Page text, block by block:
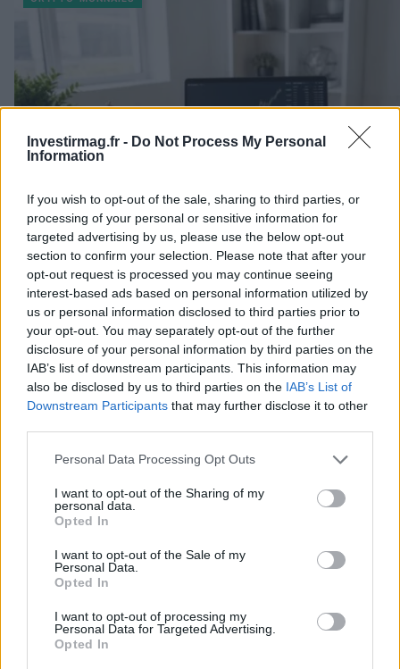
Investirmag.fr - Do Not Process My Personal
Information
If you wish to opt-out of the sale, sharing to third parties, or
processing of your personal or sensitive information for
targeted advertising by us, please use the below opt-out
section to confirm your selection. Please note that after your
opt-out request is processed you may continue seeing
interest-based ads based on personal information utilized by
us or personal information disclosed to third parties prior to
your opt-out. You may separately opt-out of the further
disclosure of your personal information by third parties on the
IAB’s list of downstream participants. This information may
also be disclosed by us to third parties on the IAB’s List of
Downstream Participants that may further disclose it to other
Please note that this website/app uses one or more Google
not limited to your visit or usage behaviour. You may click to
grant or deny consent to Google and its third-party tags to
use your data for below specified purposes in below Google
consent section.
Personal Data Processing Opt Outs
I want to opt-out of the Sharing of my
personal data.
Opted In
I want to opt-out of the Sale of my
Personal Data.
Opted In
I want to opt-out of processing my
Personal Data for Targeted Advertising.
Opted In
MiCA et CLARITY : impacts sur les investisseurs particuliers
Juliette Bernard · 10 Août 2026
Nom
Kinza Babylon Staked BTC
Stride Staked Injective